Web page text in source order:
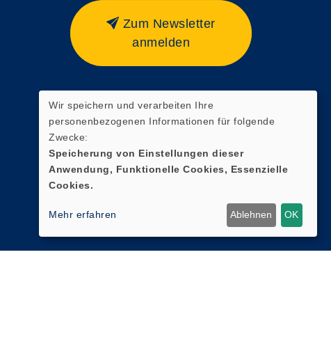
Zum Newsletter
anmelden
Widerrufsformular
Wir speichern und verarbeiten Ihre
personenbezogenen Informationen für folgende
Zwecke:
Speicherung von Einstellungen dieser
Anwendung, Funktionelle Cookies, Essenzielle
Cookies.
Mehr erfahren Ablehnen OK